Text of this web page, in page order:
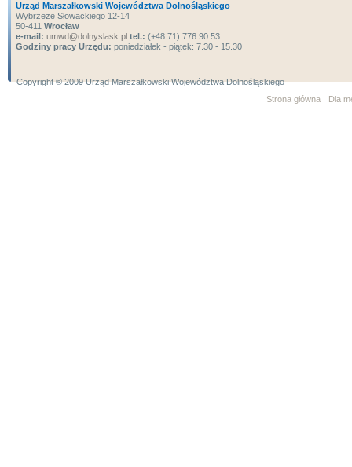
Urząd Marszałkowski Województwa Dolnośląskiego
Wybrzeże Słowackiego 12-14
50-411 Wrocław
e-mail: umwd@dolnyslask.pl tel.: (+48 71) 776 90 53
Godziny pracy Urzędu: poniedziałek - piątek: 7.30 - 15.30
Copyright ® 2009 Urząd Marszałkowski Województwa Dolnośląskiego
Strona główna
Dla